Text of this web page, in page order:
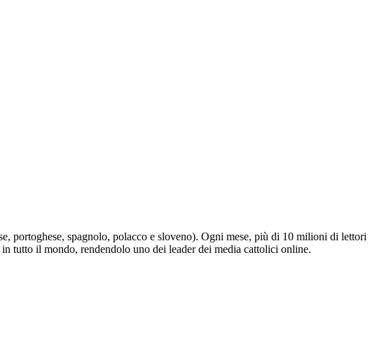
portoghese, spagnolo, polacco e sloveno). Ogni mese, più di 10 milioni di lettori
tutto il mondo, rendendolo uno dei leader dei media cattolici online.